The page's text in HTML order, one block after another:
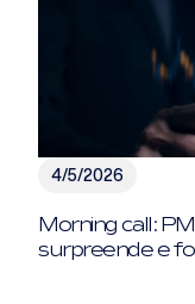
4/5/2026
Morning call:
surpreende e